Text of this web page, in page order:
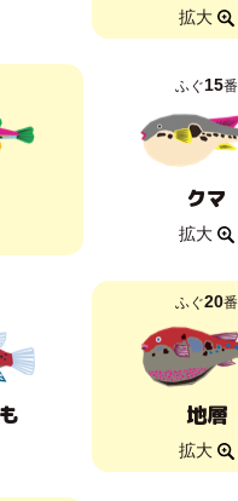
拡大
ふぐ15番
クマ
拡大
ふぐ20番
地層
拡大